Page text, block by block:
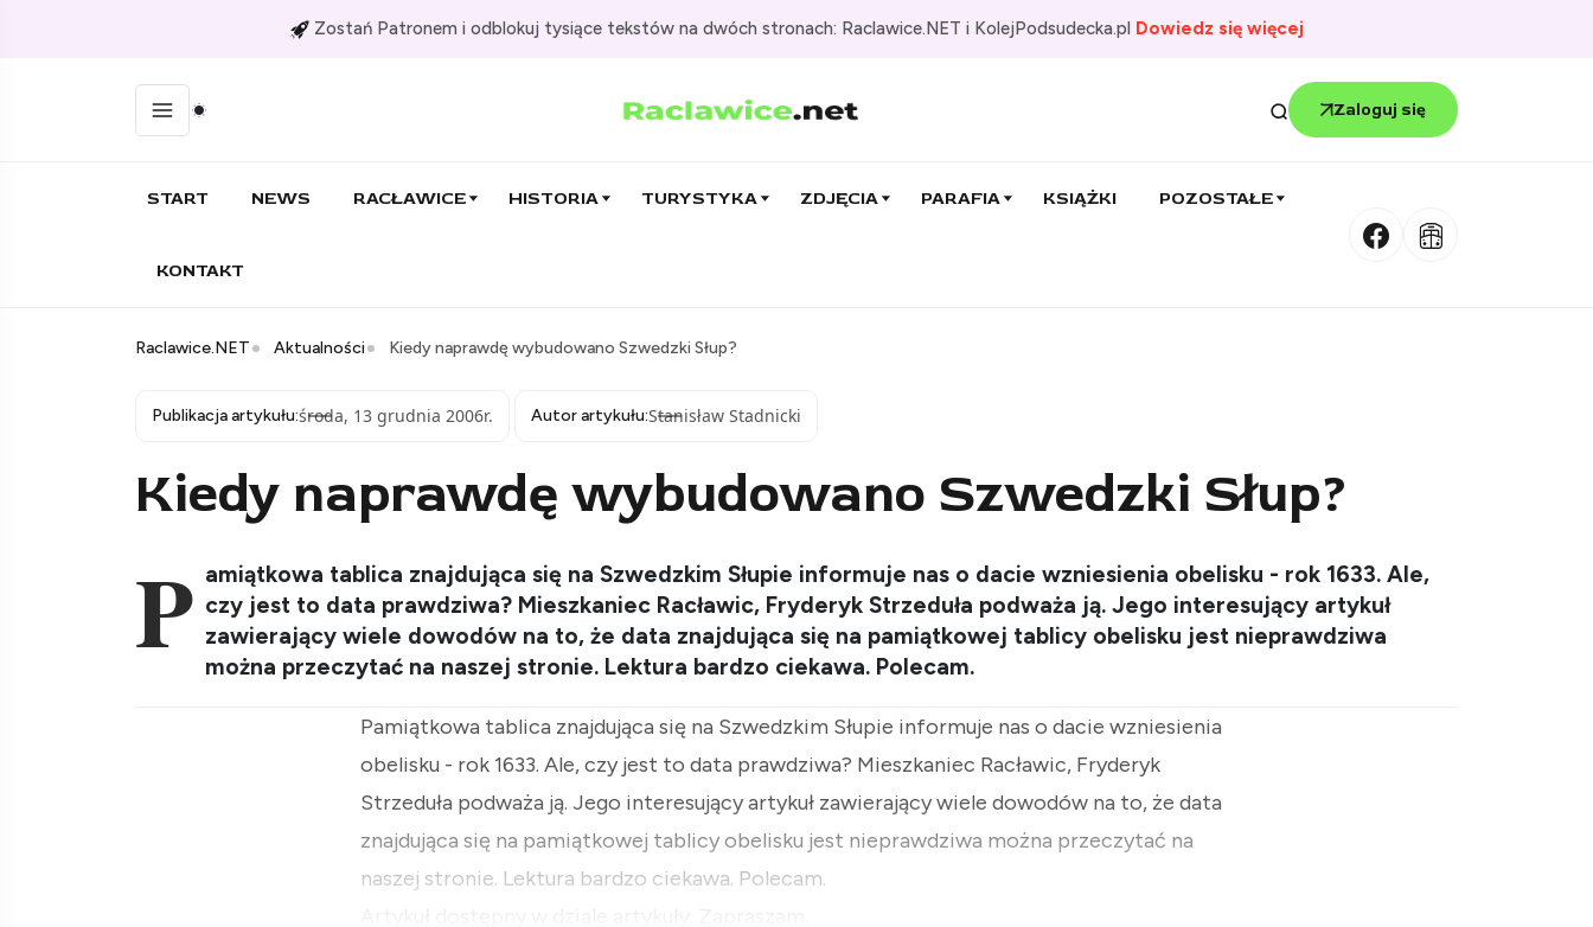
Zostań Patronem i odblokuj tysiące tekstów na dwóch stronach: Raclawice.NET i KolejPodsudecka.pl Dowiedz się więcej
Zaloguj się
START NEWS RACŁAWICE HISTORIA TURYSTYKA ZDJĘCIA PARAFIA KSIĄŻKI POZOSTAŁE
KONTAKT
Raclawice.NET Aktualności Kiedy naprawdę wybudowano Szwedzki Słup?
Publikacja artykułu:środa, 13 grudnia 2006r. Autor artykułu:Stanisław Stadnicki
Kiedy naprawdę wybudowano Szwedzki Słup?
P amiątkowa tablica znajdująca się na Szwedzkim Słupie informuje nas o dacie wzniesienia obelisku - rok 1633. Ale,
czy jest to data prawdziwa? Mieszkaniec Racławic, Fryderyk Strzeduła podważa ją. Jego interesujący artykuł
zawierający wiele dowodów na to, że data znajdująca się na pamiątkowej tablicy obelisku jest nieprawdziwa
można przeczytać na naszej stronie. Lektura bardzo ciekawa. Polecam.
Pamiątkowa tablica znajdująca się na Szwedzkim Słupie informuje nas o dacie wzniesienia
obelisku - rok 1633. Ale, czy jest to data prawdziwa? Mieszkaniec Racławic, Fryderyk
Strzeduła podważa ją. Jego interesujący artykuł zawierający wiele dowodów na to, że data
znajdująca się na pamiątkowej tablicy obelisku jest nieprawdziwa można przeczytać na
naszej stronie. Lektura bardzo ciekawa. Polecam.